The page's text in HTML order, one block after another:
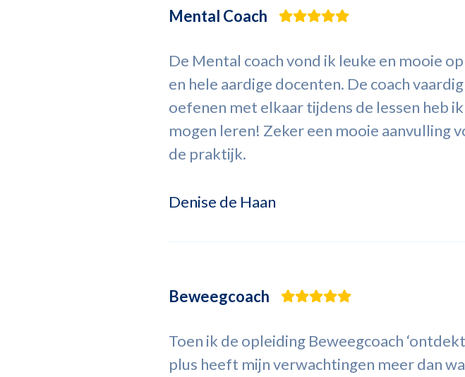
Mental Coach
De Mental coach vond ik leuke en mooie
en hele aardige docenten. De coach
oefenen met elkaar tijdens de lessen heb
mogen leren! Zeker een mooie aanvulling
de praktijk.
Denise de Haan
Beweegcoach
Toen ik de opleiding Beweegcoach
plus heeft mijn verwachtingen meer dan